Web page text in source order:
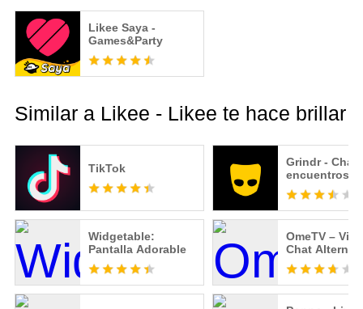
Likee Saya -
Games&Party
Similar a Likee - Likee te hace brillar
TikTok
Grindr - Chat
encuentros
Widgetable:
Pantalla Adorable
OmeTV –
Chat